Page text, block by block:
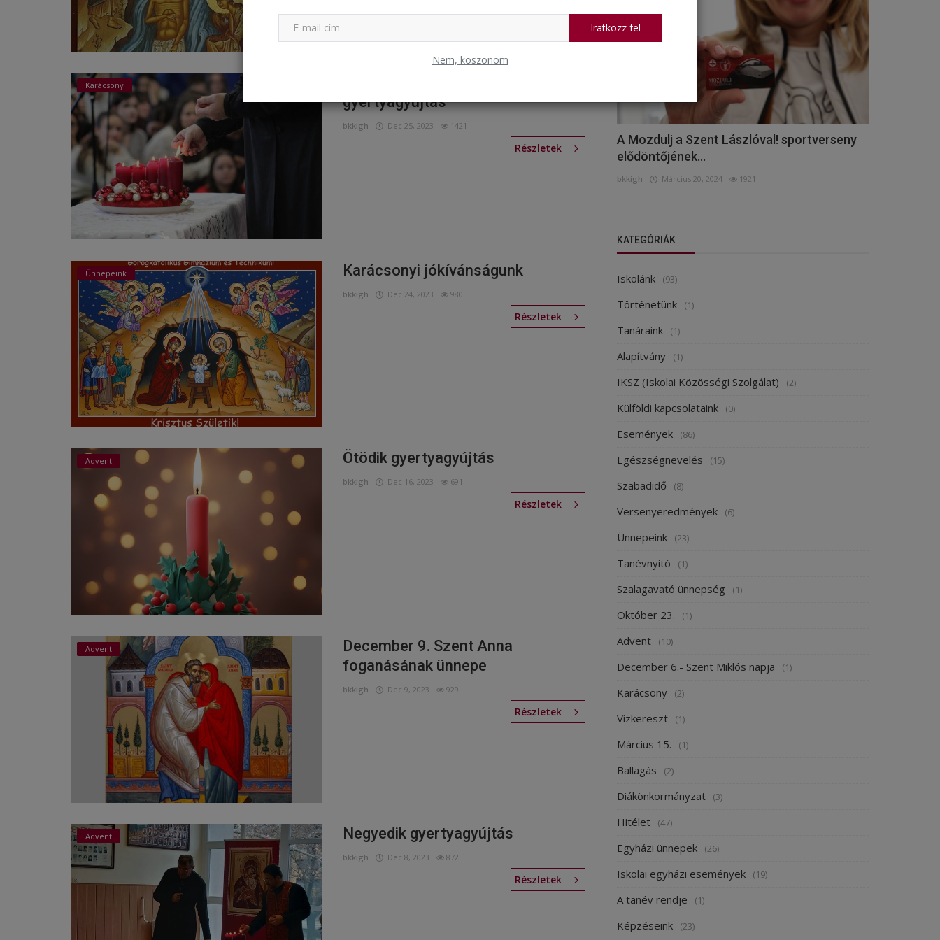
Iratkozz fel
Nem, köszönöm
Karácsony
gyertyagyújtás
bkkigh Dec 25, 2023 1421
Részletek
Ünnepeink Karácsonyi jókívánságunk
bkkigh Dec 24, 2023 980
Részletek
Advent Ötödik gyertyagyújtás
bkkigh Dec 16, 2023 691
Részletek
Advent
December 9. Szent Anna
foganásának ünnepe
bkkigh Dec 9, 2023 929
Részletek
Advent Negyedik gyertyagyújtás
bkkigh Dec 8, 2023 872
Részletek
A Mozdulj a Szent Lászlóval! sportverseny
elődöntőjének...
bkkigh Március 20, 2024 1921
KATEGÓRIÁK
Iskolánk (93)
Történetünk (1)
Tanáraink (1)
Alapítvány (1)
IKSZ (Iskolai Közösségi Szolgálat) (2)
Külföldi kapcsolataink (0)
Események (86)
Egészségnevelés (15)
Szabadidő (8)
Versenyeredmények (6)
Ünnepeink (23)
Tanévnyitó (1)
Szalagavató ünnepség (1)
Október 23. (1)
Advent (10)
December 6.- Szent Miklós napja (1)
Karácsony (2)
Vízkereszt (1)
Március 15. (1)
Ballagás (2)
Diákönkormányzat (3)
Hitélet (47)
Egyházi ünnepek (26)
Iskolai egyházi események (19)
A tanév rendje (1)
Képzéseink (23)